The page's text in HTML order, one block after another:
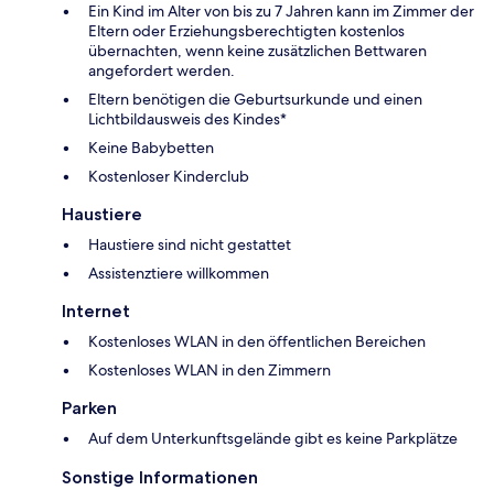
Ein Kind im Alter von bis zu 7 Jahren kann im Zimmer der
Eltern oder Erziehungsberechtigten kostenlos
übernachten, wenn keine zusätzlichen Bettwaren
angefordert werden.
Eltern benötigen die Geburtsurkunde und einen
Lichtbildausweis des Kindes*
Keine Babybetten
Kostenloser Kinderclub
Haustiere
Haustiere sind nicht gestattet
Assistenztiere willkommen
Internet
Kostenloses WLAN in den öffentlichen Bereichen
Kostenloses WLAN in den Zimmern
Parken
Auf dem Unterkunftsgelände gibt es keine Parkplätze
Sonstige Informationen